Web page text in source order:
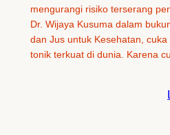
mengurangi risiko terserang
Dr. Wijaya Kusuma dalam
dan Jus untuk Kesehatan,
tonik terkuat di dunia. Karena